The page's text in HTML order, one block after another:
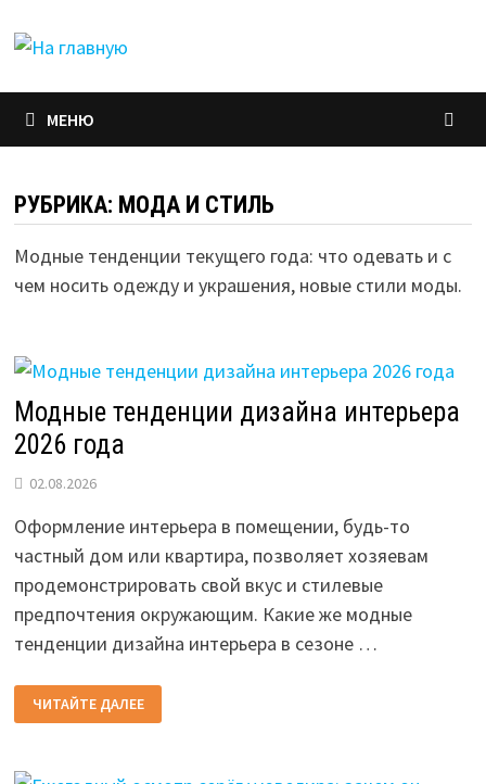
МЕНЮ
РУБРИКА: МОДА И СТИЛЬ
Модные тенденции текущего года: что одевать и с
чем носить одежду и украшения, новые стили моды.
Модные тенденции дизайна интерьера
2026 года
02.08.2026
Оформление интерьера в помещении, будь-то
частный дом или квартира, позволяет хозяевам
продемонстрировать свой вкус и стилевые
предпочтения окружающим. Какие же модные
тенденции дизайна интерьера в сезоне …
МОДНЫЕ
ТЕНДЕНЦИИ
ДИЗАЙНА
ЧИТАЙТЕ ДАЛЕЕ